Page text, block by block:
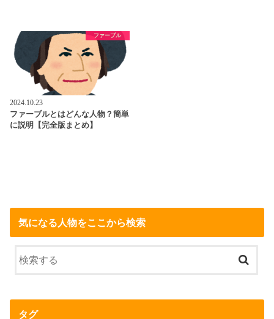
ファーブル
2024.10.23
ファーブルとはどんな人物？簡単
に説明【完全版まとめ】
気になる人物をここから検索
タグ